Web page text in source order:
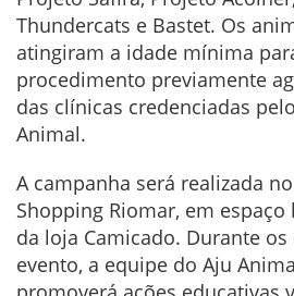
Thundercats e Bastet. Os
atingiram a idade mínima
procedimento previamente
das clínicas credenciadas
Animal.
A campanha será realizada
Shopping Riomar, em
da loja Camicado. Durante
evento, a equipe do Aju